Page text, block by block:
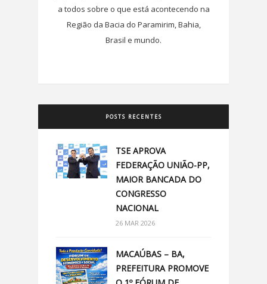
a todos sobre o que está acontecendo na
Região da Bacia do Paramirim, Bahia,
Brasil e mundo.
POSTS RECENTES
TSE APROVA
FEDERAÇÃO UNIÃO-PP,
MAIOR BANCADA DO
CONGRESSO
NACIONAL
26 MAR 2026
MACAÚBAS – BA,
PREFEITURA PROMOVE